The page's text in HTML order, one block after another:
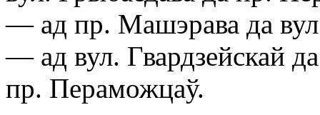
— ад пр. Машэрава да вул.
— ад вул. Гвардзейскай
пр. Пераможцаў.